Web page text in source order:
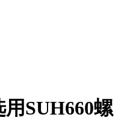
SUH660螺